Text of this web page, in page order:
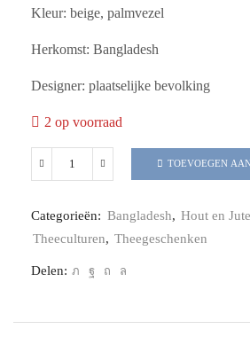
Kleur: beige, palmvezel
Herkomst: Bangladesh
Designer: plaatselijke bevolking
2 op voorraad
TOEVOEGEN
Categorieën: Bangladesh, Hout en Jute
Theeculturen, Theegeschenken
Delen: